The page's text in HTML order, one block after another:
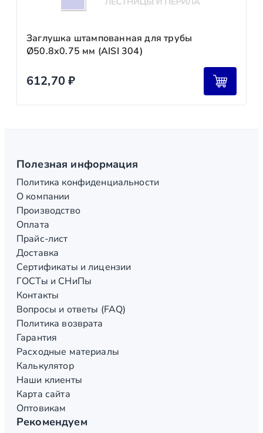
Заглушка штампованная для трубы
Ø50.8х0.75 мм (AISI 304)
612,70₽
Полезная информация
Политика конфиденциальности
О компании
Производство
Оплата
Прайс-лист
Доставка
Сертификаты и лицензии
ГОСТы и СНиПы
Контакты
Вопросы и ответы (FAQ)
Политика возврата
Гарантия
Расходные материалы
Калькулятор
Наши клиенты
Карта сайта
Оптовикам
Рекомендуем